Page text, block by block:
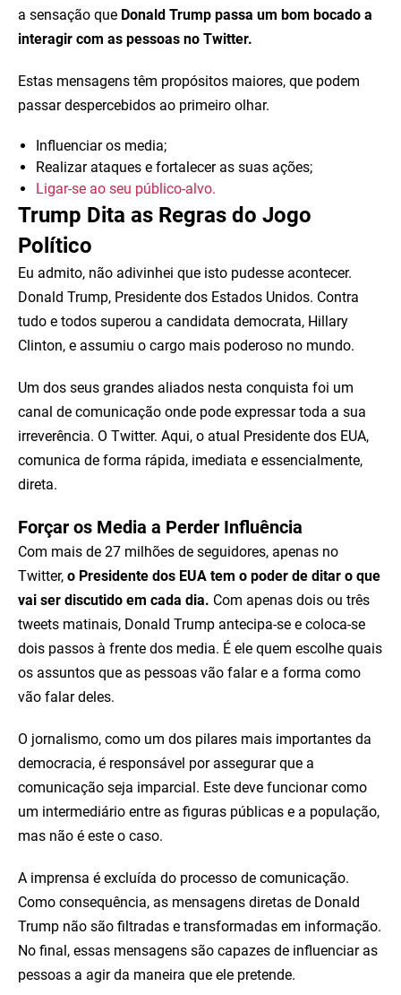
a sensação que Donald Trump passa um bom bocado a
interagir com as pessoas no Twitter.
Estas mensagens têm propósitos maiores, que podem
passar despercebidos ao primeiro olhar.
Influenciar os media;
Realizar ataques e fortalecer as suas ações;
Ligar-se ao seu público-alvo.
Trump Dita as Regras do Jogo
Político
Eu admito, não adivinhei que isto pudesse acontecer.
Donald Trump, Presidente dos Estados Unidos. Contra
tudo e todos superou a candidata democrata, Hillary
Clinton, e assumiu o cargo mais poderoso no mundo.
Um dos seus grandes aliados nesta conquista foi um
canal de comunicação onde pode expressar toda a sua
irreverência. O Twitter. Aqui, o atual Presidente dos EUA,
comunica de forma rápida, imediata e essencialmente,
direta.
Forçar os Media a Perder Influência
Com mais de 27 milhões de seguidores, apenas no
Twitter, o Presidente dos EUA tem o poder de ditar o que
vai ser discutido em cada dia. Com apenas dois ou três
tweets matinais, Donald Trump antecipa-se e coloca-se
dois passos à frente dos media. É ele quem escolhe quais
os assuntos que as pessoas vão falar e a forma como
vão falar deles.
O jornalismo, como um dos pilares mais importantes da
democracia, é responsável por assegurar que a
comunicação seja imparcial. Este deve funcionar como
um intermediário entre as figuras públicas e a população,
mas não é este o caso.
A imprensa é excluída do processo de comunicação.
Como consequência, as mensagens diretas de Donald
Trump não são filtradas e transformadas em informação.
No final, essas mensagens são capazes de influenciar as
pessoas a agir da maneira que ele pretende.